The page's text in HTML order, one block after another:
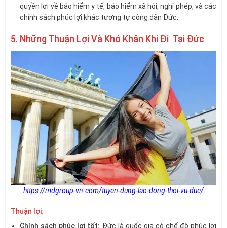
quyền lợi về bảo hiểm y tế, bảo hiểm xã hội, nghỉ phép, và các
chính sách phúc lợi khác tương tự công dân Đức.
5. Những Thuận Lợi Và Khó Khăn Khi Đi Tại Đức
https://mdgroup-vn.com/tuyen-dung-lao-dong-thoi-vu-duc/
Thuận lợi:
Chính sách phúc lợi tốt: Đức là quốc gia có chế độ phúc lợi